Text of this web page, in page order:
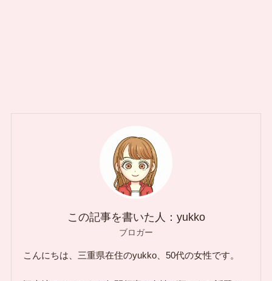
この記事を書いた人：yukko
ブロガー
こんにちは、三重県在住のyukko、50代の女性です。